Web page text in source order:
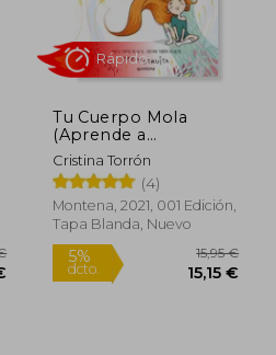
Tu Cuerpo Mola
(Aprende a
Descubrirlo)
Cristina Torrón
(4)
Montena, 2021, 001 Edición,
Tapa Blanda, Nuevo
Rápido